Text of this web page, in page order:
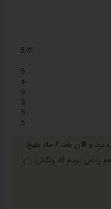
5/0
5
5
5
5
5
5
این مبل رو برای اتاق مهمان خریدم واقعا خوب بود و الان بعد ۶ ماه هیچ
راضی بودم که رنگش را با